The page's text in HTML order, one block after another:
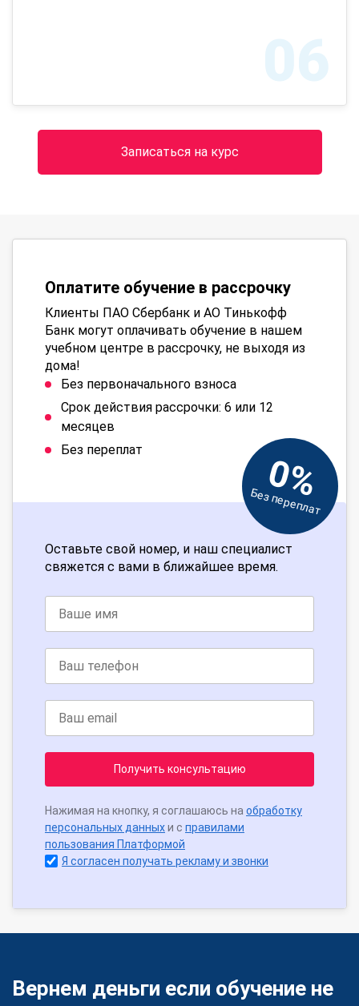
06
Записаться на курс
Оплатите обучение в рассрочку
Клиенты ПАО Сбербанк и АО Тинькофф
Банк могут оплачивать обучение в нашем
учебном центре в рассрочку, не выходя из
дома!
Без первоначального взноса
Срок действия рассрочки: 6 или 12
месяцев
Без переплат
0%
Без переплат
Оставьте свой номер, и наш специалист
свяжется с вами в ближайшее время.
Получить консультацию
Нажимая на кнопку, я соглашаюсь на обработку
персональных данныхи с правилами
пользования Платформой
Я согласен получать рекламу и звонки
Вернем деньги если обучение не